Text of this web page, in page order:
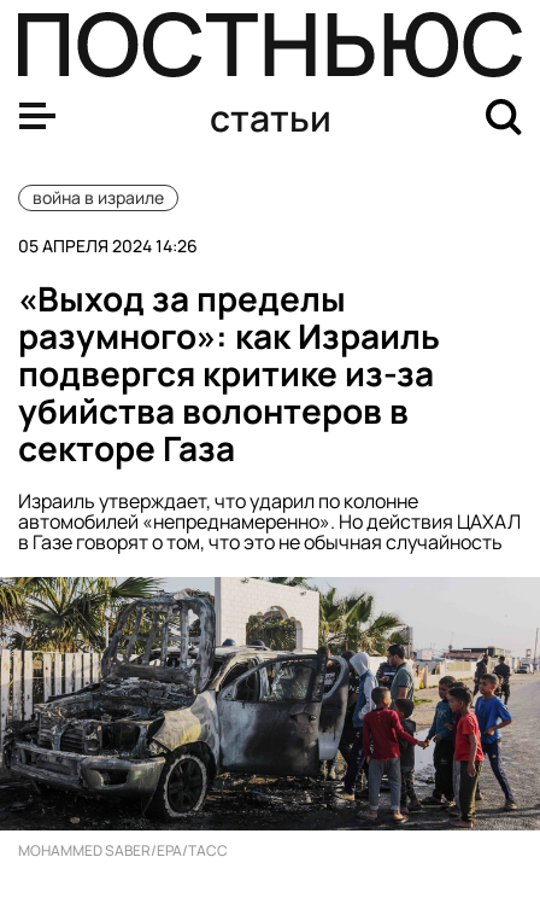
статьи
война в израиле
05 АПРЕЛЯ 2024 14:26
«Выход за пределы
разумного»: как Израиль
подвергся критике из-за
убийства волонтеров в
секторе Газа
Израиль утверждает, что ударил по колонне
автомобилей «непреднамеренно». Но действия ЦАХАЛ
в Газе говорят о том, что это не обычная случайность
MOHAMMED SABER/EPA/ТАСС
Что происходит в Израиле — рассказы очевидцев